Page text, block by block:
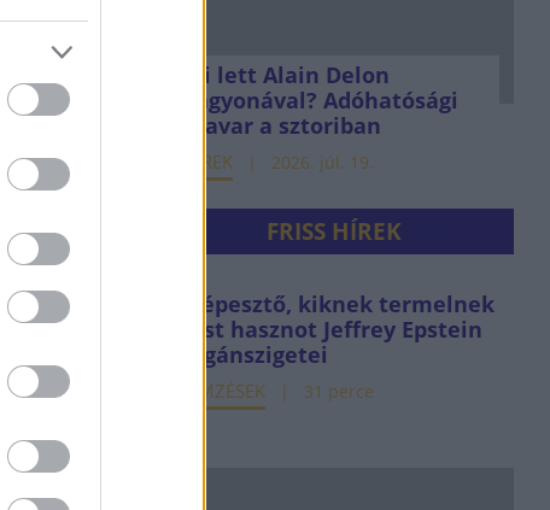
Mi lett Alain Delon
vagyonával? Adóhatósági
csavar a sztoriban
HÍREK 2026. júl. 19.
FRISS HÍREK
Elképesztő, kiknek termelnek
most hasznot Jeffrey Epstein
magánszigetei
ELEMZÉSEK 31 perce